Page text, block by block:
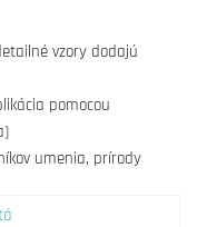
vzory dodajú
pomocou
umenia, prírody